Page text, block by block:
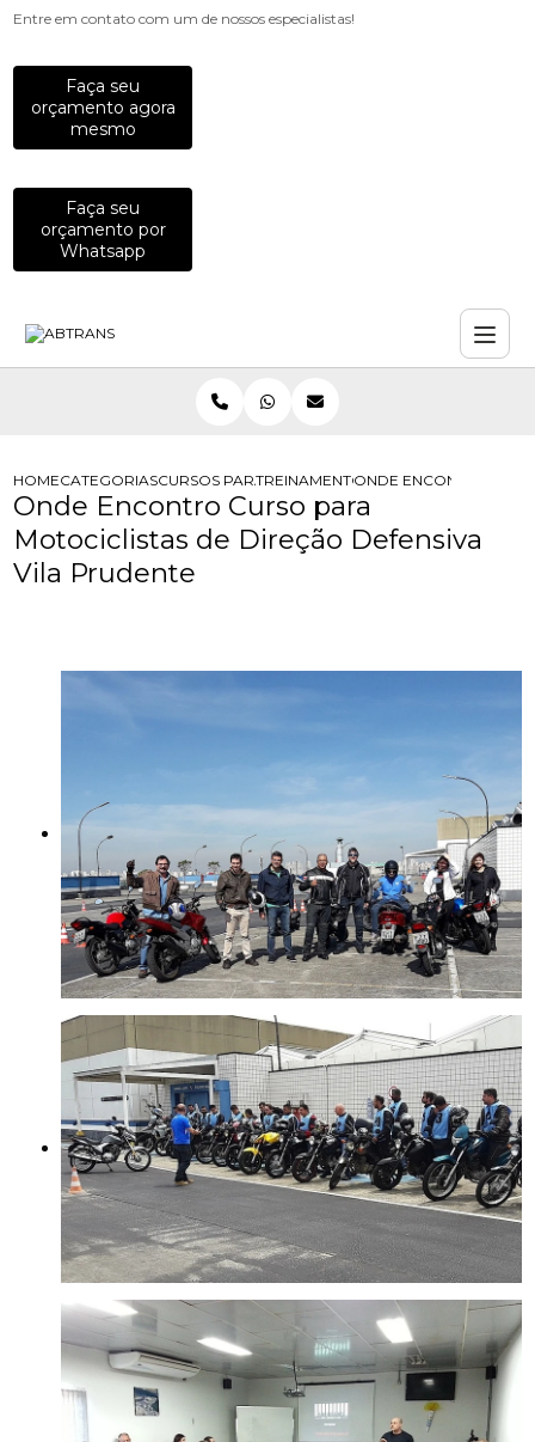
Entre em contato com um de nossos especialistas!
Faça seu
orçamento agora
mesmo
Faça seu
orçamento por
Whatsapp
HOMECATEGORIASCURSOS PARA MOTOCICLISTAS
TREINAMENTO DE PILOTAGEM PARA
ONDE ENCONTRO
Onde Encontro Curso para
Motociclistas de Direção Defensiva
Vila Prudente